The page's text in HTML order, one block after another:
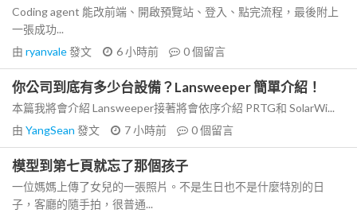
Coding agent 能改前端、開啟預覽站、登入、點完流程，最後附上
一張成功...
由 ryanvale發文 6 小時前 0個留言
你公司到底有多少台設備？Lansweeper 簡單介紹！
本篇我將會介紹 Lansweeper接著將會依序介紹 PRTG和 SolarWi...
由 YangSean 發文 7 小時前 0個留言
模型到第七頁就忘了那個孩子
一位媽媽上傳了女兒的一張照片。不是生日也不是什麼特別的日
子，客廳的隨手拍，很普通...